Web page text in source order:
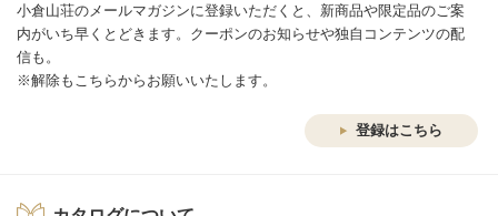
小倉山荘のメールマガジンに登録いただくと、新商品や限定品のご案
内がいち早くとどきます。クーポンのお知らせや独自コンテンツの配
信も。
※解除もこちらからお願いいたします。
登録はこちら